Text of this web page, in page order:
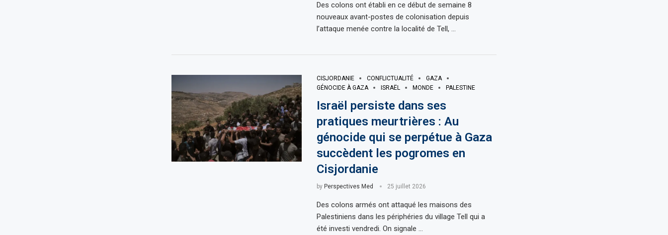
Des colons ont établi en ce début de semaine 8
nouveaux avant-postes de colonisation depuis
l’attaque menée contre la localité de Tell, …
CISJORDANIE CONFLICTUALITÉ
GAZA
GÉNOCIDE À GAZA
ISRAËL MONDE PALESTINE
Israël persiste dans ses
pratiques meurtrières : Au
génocide qui se perpétue à Gaza
succèdent les pogromes en
Cisjordanie
by Perspectives Med 25 juillet 2026
Des colons armés ont attaqué les maisons des
Palestiniens dans les périphéries du village Tell qui a
été investi vendredi. On signale …